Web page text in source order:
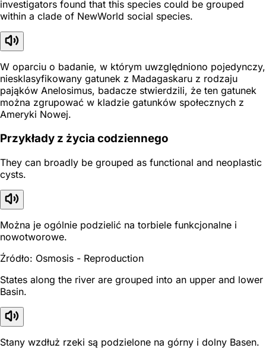
investigators found that this species could be grouped
within a clade of NewWorld social species.
W oparciu o badanie, w którym uwzględniono pojedynczy,
niesklasyfikowany gatunek z Madagaskaru z rodzaju
pająków Anelosimus, badacze stwierdzili, że ten gatunek
można zgrupować w kladzie gatunków społecznych z
Ameryki Nowej.
Przykłady z życia codziennego
They can broadly be grouped as functional and neoplastic
cysts.
Można je ogólnie podzielić na torbiele funkcjonalne i
nowotworowe.
Źródło: Osmosis - Reproduction
States along the river are grouped into an upper and lower
Basin.
Stany wzdłuż rzeki są podzielone na górny i dolny Basen.